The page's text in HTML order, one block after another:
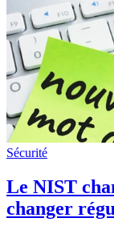
Sécurité
Le NIST
changer